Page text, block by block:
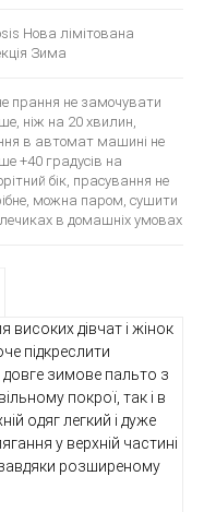
Нова лімітована
Зима
прання не замочувати
ніж на 20 хвилин,
в автомат машині не
+40 градусів на
бік, прасування не
можна паром, сушити
в домашніх умовах
високих дівчат і жінок
підкреслити
довге зимове пальто з
покрої, так і в
одяг легкий і дуже
у верхній частині
розширеному